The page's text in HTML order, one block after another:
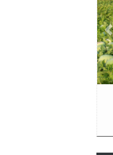
Previous